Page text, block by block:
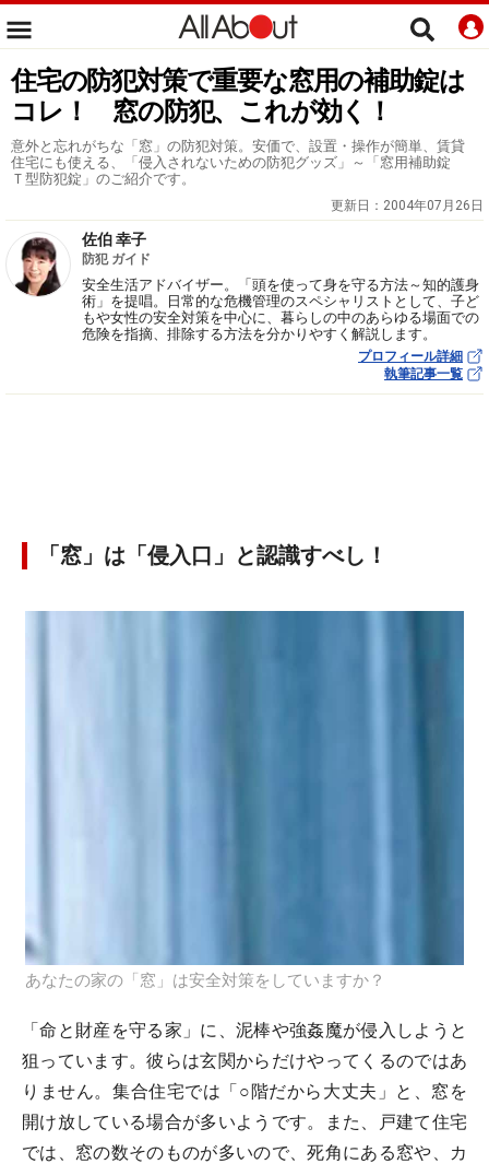
住宅の防犯対策で重要な窓用の補助錠は
コレ！ 窓の防犯、これが効く！
意外と忘れがちな「窓」の防犯対策。安価で、設置・操作が簡単、賃貸
住宅にも使える、「侵入されないための防犯グッズ」～「窓用補助錠
Ｔ型防犯錠」のご紹介です。
更新日： 2004年07月26日
佐伯 幸子
防犯 ガイド
安全生活アドバイザー。「頭を使って身を守る方法～知的護身
術」を提唱。日常的な危機管理のスペシャリストとして、子ど
もや女性の安全対策を中心に、暮らしの中のあらゆる場面での
危険を指摘、排除する方法を分かりやすく解説します。
プロフィール詳細
執筆記事一覧
「窓」は「侵入口」と認識すべし！
あなたの家の「窓」は安全対策をしていますか？
「命と財産を守る家」に、泥棒や強姦魔が侵入しようと
狙っています。彼らは玄関からだけやってくるのではあ
りません。集合住宅では「○階だから大丈夫」と、窓を
開け放している場合が多いようです。また、戸建て住宅
では、窓の数そのものが多いので、死角にある窓や、カ